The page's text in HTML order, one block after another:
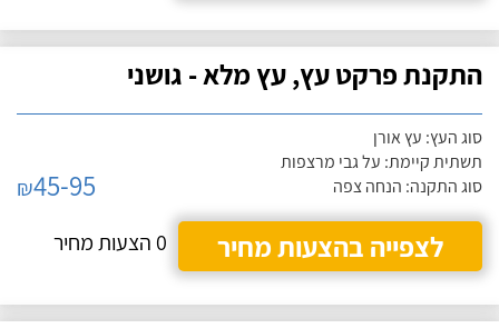
התקנת פרקט עץ, עץ מלא - גושני
סוג העץ: עץ אורן
תשתית קיימת: על גבי מרצפות
סוג התקנה: הנחה צפה
₪45-95
לצפייה בהצעות מחיר
0 הצעות מחיר